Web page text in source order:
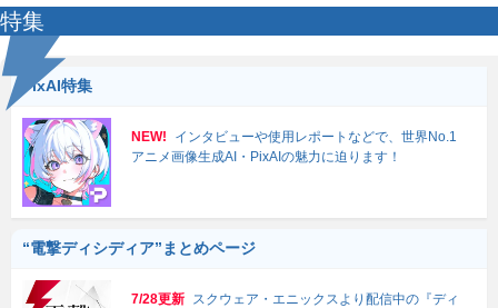
特集
PixAI特集
NEW!
インタビューや使用レポートなどで、世界No.1
アニメ画像生成AI・PixAIの魅力に迫ります！
“電撃ディシディア”まとめページ
7/28更新
スクウェア・エニックスより配信中の『ディ